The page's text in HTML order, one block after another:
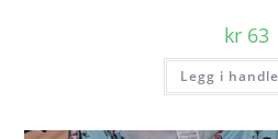
kr63
Legg i